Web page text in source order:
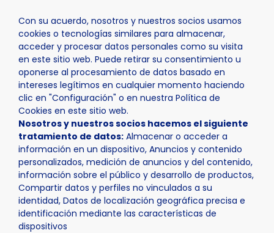
Con su acuerdo, nosotros y nuestros socios usamos
cookies o tecnologías similares para almacenar,
acceder y procesar datos personales como su visita
en este sitio web. Puede retirar su consentimiento u
oponerse al procesamiento de datos basado en
intereses legítimos en cualquier momento haciendo
clic en "Configuración" o en nuestra Política de
Cookies en este sitio web.
Nosotros y nuestros socios hacemos el siguiente
tratamiento de datos: Almacenar o acceder a
información en un dispositivo, Anuncios y contenido
personalizados, medición de anuncios y del contenido,
información sobre el público y desarrollo de productos,
Compartir datos y perfiles no vinculados a su
identidad, Datos de localización geográfica precisa e
identificación mediante las características de
dispositivos
Inicio Actualidad Agenda Pruebas EBAU